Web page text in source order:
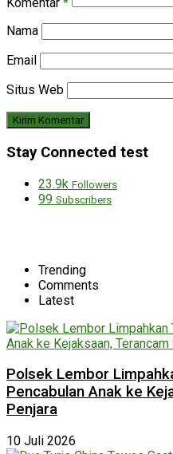
Nama
Email
Situs Web
Stay Connected test
23.9k Followers
99 Subscribers
Trending
Comments
Latest
Polsek Lembor
Pencabulan Anak ke
Penjara
10 Juli 2026